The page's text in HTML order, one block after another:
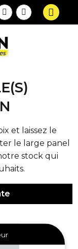
et laissez le
le large panel
stock qui